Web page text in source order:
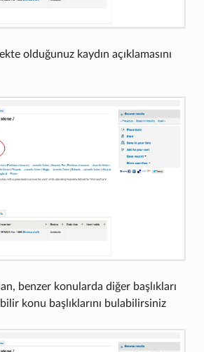
olduğunuz kaydın açıklamasını
benzer konularda diğer başlıkları
konu başlıklarını bulabilirsiniz